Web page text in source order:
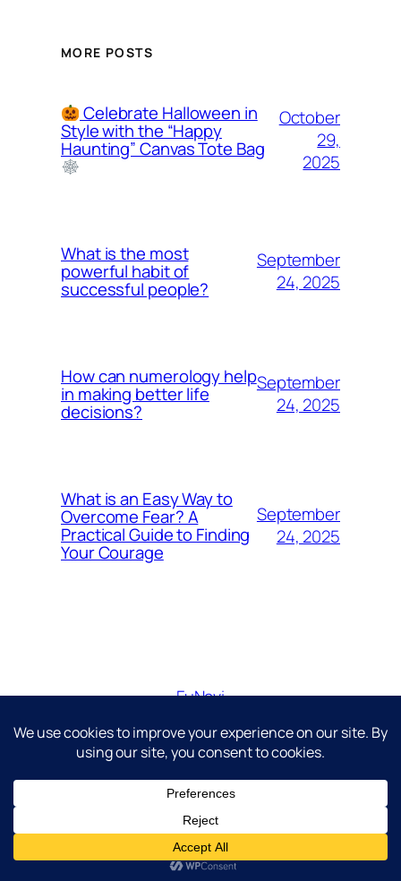
MORE POSTS
Celebrate Halloween in
Style with the “Happy
Haunting” Canvas Tote Bag
October
29,
2025
What is the most
powerful habit of
successful people?
September
24, 2025
How can numerology help
in making better life
decisions?
September
24, 2025
What is an Easy Way to
Overcome Fear? A
Practical Guide to Finding
Your Courage
September
24, 2025
FuNavi
Just another WordPress site